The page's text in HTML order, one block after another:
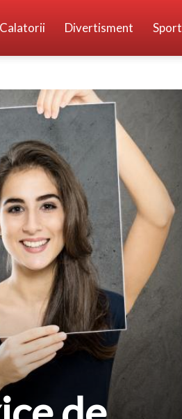
Calatorii Divertisment Sport